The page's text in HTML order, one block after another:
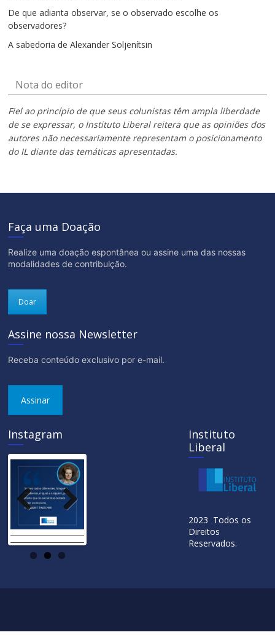
De que adianta observar, se o observado escolhe os
observadores?
A sabedoria de Alexander Soljenítsin
Nota do editor
Fiel ao princípio de que seus colunistas têm ampla liberdade
de se expressar, o Instituto Liberal reitera que as opiniões dos
autores não necessariamente representam o posicionamento
do IL diante das temáticas apresentadas.
Faça uma Doação
Realize uma doação espontânea ou assine uma das nossas
modalidades de contribuição.
Doar
Assine nossa Newsletter
Receba conteúdo exclusivo por e-mail.
Assinar
Instagram
ous
Instituto
Liberal
2023 Todos os
Direitos
Reservados.